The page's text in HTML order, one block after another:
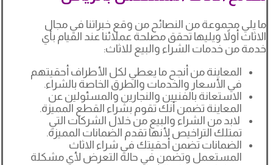
ما يلي مجموعة من النصائح من وقع خبراتنا في مجال
الاثاث أولاً ويليها تحقق مصلحة عملائنا عند القيام بأي
خدمة من خدمات الشراء والبيع للاثاث:
المعاينة من أنجح ما يعطي لكل الأطراف أحقيتهم
في الأسعار والخدمات والطرق الخاصة بالشراء.
الاستعانة بالفنيين والنجارين والمسئولين عن
المعاينة تضمن أنك تقوم بشراء القطع المميزة.
لابد من الشراء والبيع من خلال الشركات التي
تمتلك التراخيص لأنها تقدم الضمانات المميزة.
الضمانات تضمن أحقيتك في شراء الاثاث
المستعمل وتضمن في حالة التعرض لأي مشكلة